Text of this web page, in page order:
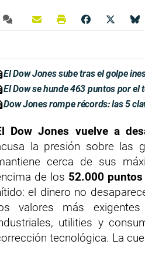
El Dow Jones sube tras el golpe
El Dow se hunde 463 puntos por el
Dow Jones rompe récords: las 5
Dow Jones vuelve a
la presión sobre las
cerca de sus
de los 52.000 puntos
el dinero no
valores más
utilities y
tecnológica. La